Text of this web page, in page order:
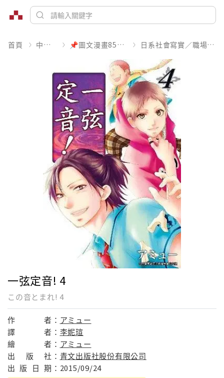
首頁 中文書 📌圖文漫畫85折起 日系社會寫實／職場職人
一弦定音! 4
この音とまれ! 4
作 者： アミュー
譯
者： 李妮瑄
繪
者： アミュー
出
版 社： 青文出版社股份有限公司
出 版 日 期： 2015/09/24